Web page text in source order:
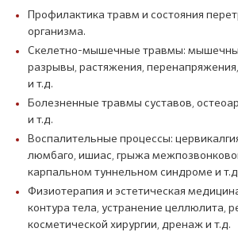
Профилактика травм и состояния
организма.
Скелетно-мышечные травмы:
разрывы, растяжения,
и т.д.
Болезненные травмы суставов,
и т.д.
Воспалительные процессы:
люмбаго, ишиас, грыжа
карпальном туннельном синдроме и
Физиотерапия и эстетическая
контура тела, устранение целлюлита,
косметической хирургии, дренаж и т.д.